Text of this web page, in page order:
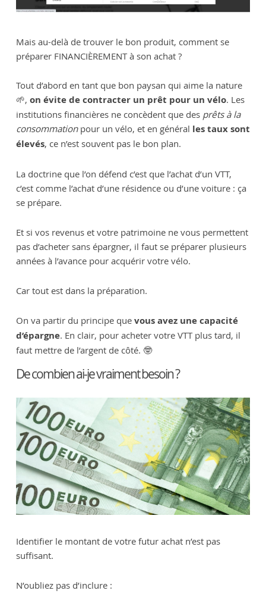
Mais au-delà de trouver le bon produit, comment se
préparer FINANCIÈREMENT à son achat ?
Tout d’abord en tant que bon paysan qui aime la nature
🌱, on évite de contracter un prêt pour un vélo. Les
institutions financières ne concèdent que des prêts à la
consommationpour un vélo, et en général les taux sont
élevés, ce n’est souvent pas le bon plan.
La doctrine que l’on défend c’est que l’achat d’un VTT,
c’est comme l’achat d’une résidence ou d’une voiture : ça
se prépare.
Et si vos revenus et votre patrimoine ne vous permettent
pas d’acheter sans épargner, il faut se préparer plusieurs
années à l’avance pour acquérir votre vélo.
Car tout est dans la préparation.
On va partir du principe que vous avez une capacité
d’épargne. En clair, pour acheter votre VTT plus tard, il
faut mettre de l’argent de côté. 🤓
De combien ai-je vraiment besoin ?
Identifier le montant de votre futur achat n’est pas
suffisant.
N’oubliez pas d’inclure :